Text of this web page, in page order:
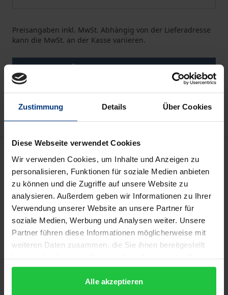
Zustimmung Details Über Cookies
Diese Webseite verwendet Cookies
Wir verwenden Cookies, um Inhalte und Anzeigen zu
personalisieren, Funktionen für soziale Medien anbieten
zu können und die Zugriffe auf unsere Website zu
analysieren. Außerdem geben wir Informationen zu Ihrer
Verwendung unserer Website an unsere Partner für
soziale Medien, Werbung und Analysen weiter. Unsere
Partner führen diese Informationen möglicherweise mit
weiteren Daten zusammen, die Sie ihnen bereitgestellt
gesammelt haben.
Alle akzeptieren
Preisangaben inkl. MwSt. Abhängig von der Lieferadresse
kann die MwSt. an der Kasse variieren.
Zur Wunschliste hinzufügen
Der interdisziplinäre Sammelband nimmt die
wechselseitige Beeinflussung und Dependenz von
Erzählen und Architektur in den Fokus und bezieht
dabei unterschiedliche Formen erzählender Medien
in die Untersuchungen mit ein. Das Verhältnis von
Erzählen und Architektur wird dabei primär aus zwei
oppositionären Perspektiven beleuchtet: In den
Beiträgen finden sich sowohl Untersuchungen zur